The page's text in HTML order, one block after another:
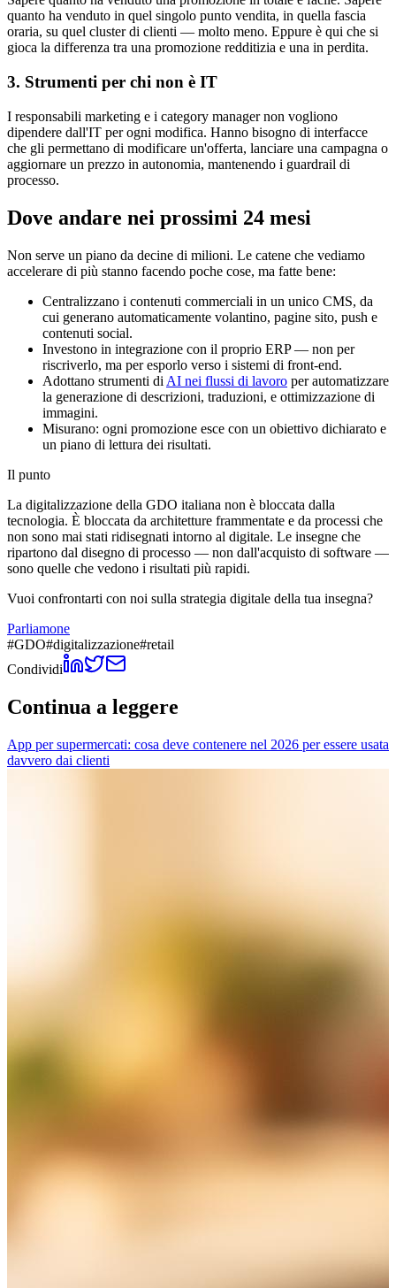
quanto ha venduto in quel singolo punto vendita, in quella fascia
oraria, su quel cluster di clienti — molto meno. Eppure è qui che si
gioca la differenza tra una promozione redditizia e una in perdita.
3. Strumenti per chi non è IT
I responsabili marketing e i category manager non vogliono
dipendere dall'IT per ogni modifica. Hanno bisogno di interfacce
che gli permettano di modificare un'offerta, lanciare una campagna o
aggiornare un prezzo in autonomia, mantenendo i guardrail di
processo.
Dove andare nei prossimi 24 mesi
Non serve un piano da decine di milioni. Le catene che vediamo
accelerare di più stanno facendo poche cose, ma fatte bene:
Centralizzano i contenuti commerciali in un unico CMS, da
cui generano automaticamente volantino, pagine sito, push e
contenuti social.
Investono in integrazione con il proprio ERP — non per
riscriverlo, ma per esporlo verso i sistemi di front-end.
Adottano strumenti di AI nei flussi di lavoro per automatizzare
la generazione di descrizioni, traduzioni, e ottimizzazione di
immagini.
Misurano: ogni promozione esce con un obiettivo dichiarato e
un piano di lettura dei risultati.
Il punto
La digitalizzazione della GDO italiana non è bloccata dalla
tecnologia. È bloccata da architetture frammentate e da processi che
non sono mai stati ridisegnati intorno al digitale. Le insegne che
ripartono dal disegno di processo — non dall'acquisto di software —
sono quelle che vedono i risultati più rapidi.
Vuoi confrontarti con noi sulla strategia digitale della tua insegna?
Parliamone
#GDO#digitalizzazione#retail
Condividi
Continua a leggere
App per supermercati: cosa deve contenere nel 2026 per essere usata
davvero dai clienti